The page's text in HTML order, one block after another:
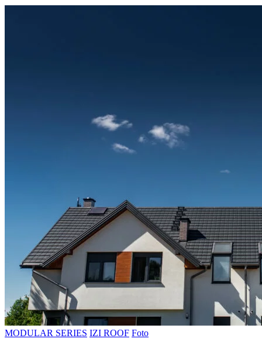
MODULAR SERIES IZI ROOF Foto